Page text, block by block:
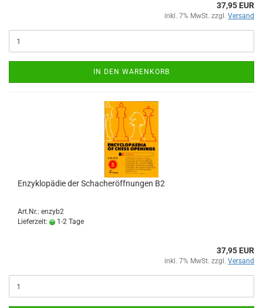
37,95 EUR
inkl. 7% MwSt. zzgl. Versand
IN DEN WARENKORB
Enzyklopädie der Schacheröffnungen B2
Art.Nr.: enzyb2
Lieferzeit:
1-2 Tage
37,95 EUR
inkl. 7% MwSt. zzgl. Versand